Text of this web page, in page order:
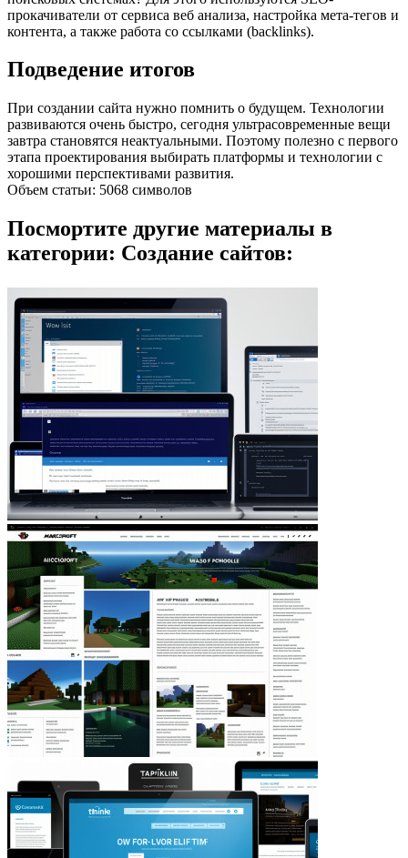
прокачиватели от сервиса веб анализа, настройка мета-тегов и
контента, а также работа со ссылками (backlinks).
Подведение итогов
При создании сайта нужно помнить о будущем. Технологии
развиваются очень быстро, сегодня ультрасовременные вещи
завтра становятся неактуальными. Поэтому полезно с первого
этапа проектирования выбирать платформы и технологии с
хорошими перспективами развития.
Объем статьи: 5068 символов
Посмортите другие материалы в
категории: Создание сайтов: